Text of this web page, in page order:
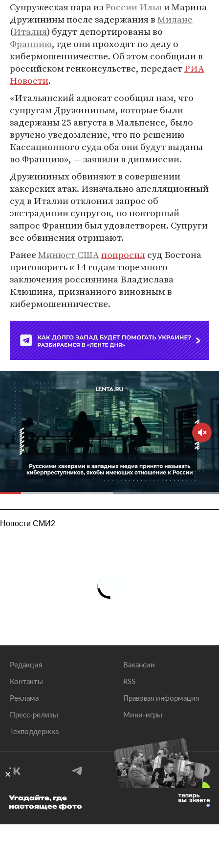
Супружеская пара изРоссииИльяи Марина
Дружинины после задержания вМилане
(Италия) будут депортированы во
Францию, где они проходят по делу о
кибермошенничестве. Об этом сообщили в
российском генконсульстве, передаетРИА
Новости.
«Итальянский адвокат сообщил нам, что
супругам Дружининым, которые были
задержаны 25 августа в Мальпенсе, было
вручено уведомление, что по решению
Кассационного суда оба они будут выданы
во Францию», — заявили в дипмиссии.
Дружининых обвиняют в совершении
хакерских атак. Изначально апелляционный
суд в Италии отклонил запрос об
экстрадиции супругов, но повторный
запрос Франции был удовлетворен. Супруги
все обвинения отрицают.
РанееМинюст СШАпопросилсуд Бостона
приговорить к 14 годам тюремного
заключения россиянина Владислава
Клюшина, признанного виновным в
кибермошенничестве.
Новости СМИ2
Редакция
Контакты
Реклама
Пресс-релизы
Техподдержка
Вакансии
RSS
Правовая информация
Мини-игры
© 1999–2026 Все права защищены.
Угадайте, где
настоящее фото